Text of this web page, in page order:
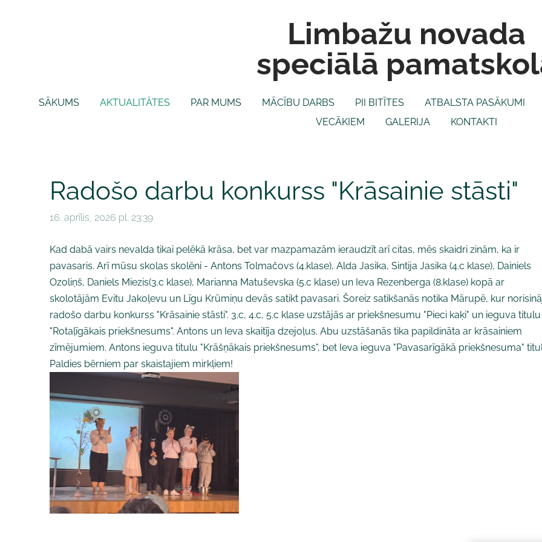
Limbažu novada
speciālā
SĀKUMS AKTUALITĀTES PAR MUMS MĀCĪBU DARBS PII BITĪTES ATBALSTA PASĀKUMI
VECĀKIEM
GALERIJA KONTAKTI
Radošo darbu konkurss "Krāsainie stāsti"
16. aprīlis, 2026 pl. 23:39
Kad dabā vairs nevalda tikai pelēkā krāsa, bet var mazpamazām ieraudzīt arī citas, mēs skaidri zinām, ka ir
pavasaris. Arī mūsu skolas skolēni - Antons Tolmačovs (4.klase), Alda Jasika, Sintija Jasika (4.c klase), Dainiels
Ozoliņš, Daniels Miezis(3.c klase), Marianna Matuševska (5.c klase) un Ieva Rezenberga (8.klase) kopā ar
skolotājām Evitu Jakoļevu un Līgu Krūmiņu devās satikt pavasari. Šoreiz satikšanās notika Mārupē, kur
radošo darbu konkurss "Krāsainie stāsti". 3.c, 4.c, 5.c klase uzstājās ar priekšnesumu "Pieci kaķi" un ieguva titulu
"Rotaļīgākais priekšnesums". Antons un Ieva skaitīja dzejoļus. Abu uzstāšanās tika papildināta ar krāsainiem
zīmējumiem. Antons ieguva titulu "Krāšņākais priekšnesums", bet Ieva ieguva "Pavasarīgākā priekšnesuma"
Paldies bērniem par skaistajiem mirkļiem!